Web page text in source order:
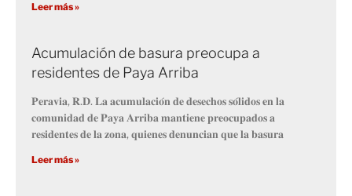
Leer más »
Acumulación de basura preocupa a
residentes de Paya Arriba
𝐏𝐞𝐫𝐚𝐯𝐢𝐚, 𝐑.𝐃. 𝐋𝐚 𝐚𝐜𝐮𝐦𝐮𝐥𝐚𝐜𝐢𝐨́𝐧 𝐝𝐞 𝐝𝐞𝐬𝐞𝐜𝐡𝐨𝐬 𝐬𝐨́𝐥𝐢𝐝𝐨𝐬 𝐞𝐧 𝐥𝐚
𝐜𝐨𝐦𝐮𝐧𝐢𝐝𝐚𝐝 𝐝𝐞 𝐏𝐚𝐲𝐚 𝐀𝐫𝐫𝐢𝐛𝐚 𝐦𝐚𝐧𝐭𝐢𝐞𝐧𝐞 𝐩𝐫𝐞𝐨𝐜𝐮𝐩𝐚𝐝𝐨𝐬 𝐚
𝐫𝐞𝐬𝐢𝐝𝐞𝐧𝐭𝐞𝐬 𝐝𝐞 𝐥𝐚 𝐳𝐨𝐧𝐚, 𝐪𝐮𝐢𝐞𝐧𝐞𝐬 𝐝𝐞𝐧𝐮𝐧𝐜𝐢𝐚𝐧 𝐪𝐮𝐞 𝐥𝐚 𝐛𝐚𝐬𝐮𝐫𝐚
Leer más »